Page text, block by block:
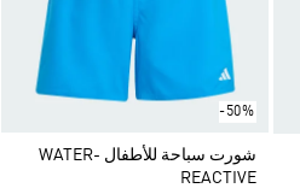
-50%
شورت سباحة للأطفال WATER-
REACTIVE